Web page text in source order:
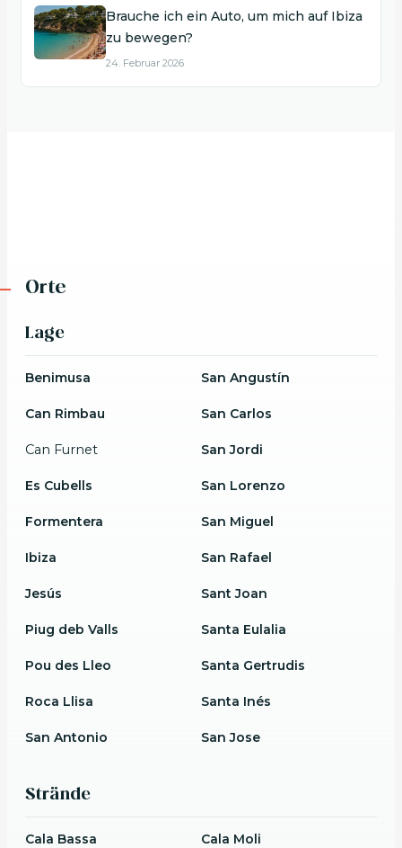
Brauche ich ein Auto, um mich auf Ibiza
zu bewegen?
24. Februar 2026
Orte
Lage
Benimusa
Can Rimbau
Can Furnet
Es Cubells
Formentera
Ibiza
Jesús
Piug deb Valls
Pou des Lleo
Roca Llisa
San Antonio
San Angustín
San Carlos
San Jordi
San Lorenzo
San Miguel
San Rafael
Sant Joan
Santa Eulalia
Santa Gertrudis
Santa Inés
San Jose
Strände
Cala Bassa Cala Moli